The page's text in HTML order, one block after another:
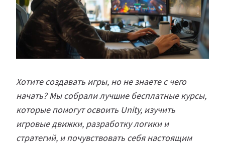
Хотите создавать игры, но не знаете с чего
начать? Мы собрали лучшие бесплатные курсы,
которые помогут освоить Unity, изучить
игровые движки, разработку логики и
стратегий, и почувствовать себя настоящим